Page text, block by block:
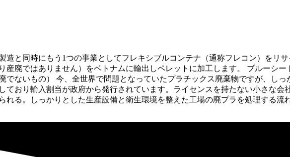
造と同時にもう1つの事業としてフレキシブルコンテナ（通称フレコン）をリ
産廃ではありません）をベトナムに輸出しペレットに加工します。 ブルーシ
でないもの） 今、全世界で問題となっていたプラチックス廃棄物ですが、し
ており輸入割当が政府から発行されています。ライセンスを持たない小さな
れる。しっかりとした生産設備と衛生環境を整えた工場の廃プラを処理する流